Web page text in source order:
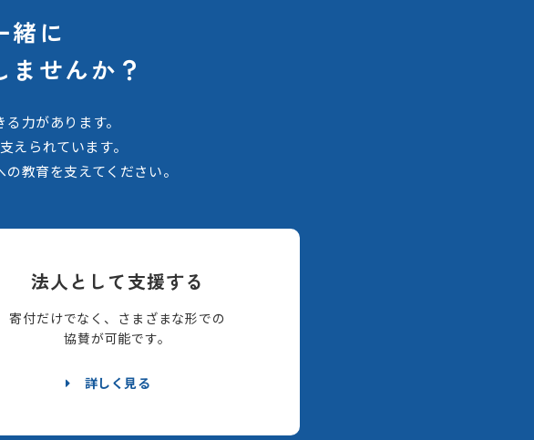
緒に
ませんか？
力があります。
えられています。
教育を支えてください。
法人として支援する
寄付だけでなく、さまざまな形での
協賛が可能です。
詳しく見る